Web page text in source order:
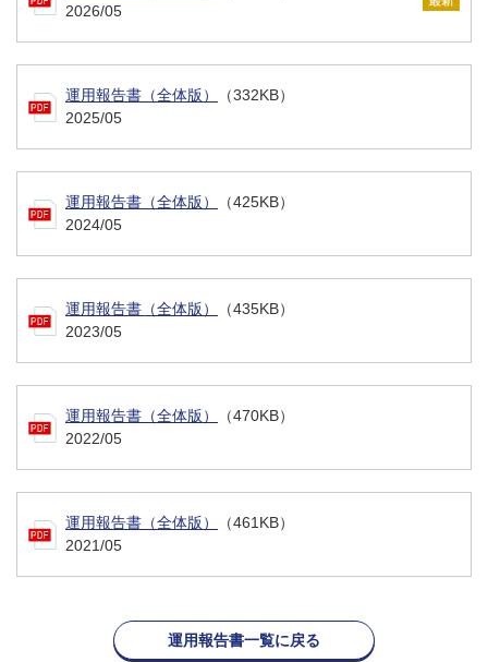
2026/05
運用報告書（全体版）
（332KB）
2025/05
運用報告書（全体版）
（425KB）
2024/05
運用報告書（全体版）
（435KB）
2023/05
運用報告書（全体版）
（470KB）
2022/05
運用報告書（全体版）
（461KB）
2021/05
運用報告書一覧に戻る